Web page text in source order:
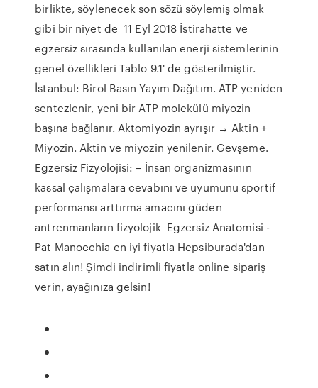
birlikte, söylenecek son sözü söylemiş olmak
gibi bir niyet de 11 Eyl 2018 İstirahatte ve
egzersiz sırasında kullanılan enerji sistemlerinin
genel özellikleri Tablo 9.1' de gösterilmiştir.
İstanbul: Birol Basın Yayım Dağıtım. ATP yeniden
sentezlenir, yeni bir ATP molekülü miyozin
başına bağlanır. Aktomiyozin ayrışır → Aktin +
Miyozin. Aktin ve miyozin yenilenir. Gevşeme.
Egzersiz Fizyolojisi: – İnsan organizmasının
kassal çalışmalara cevabını ve uyumunu sportif
performansı arttırma amacını güden
antrenmanların fizyolojik Egzersiz Anatomisi -
Pat Manocchia en iyi fiyatla Hepsiburada'dan
satın alın! Şimdi indirimli fiyatla online sipariş
verin, ayağınıza gelsin!